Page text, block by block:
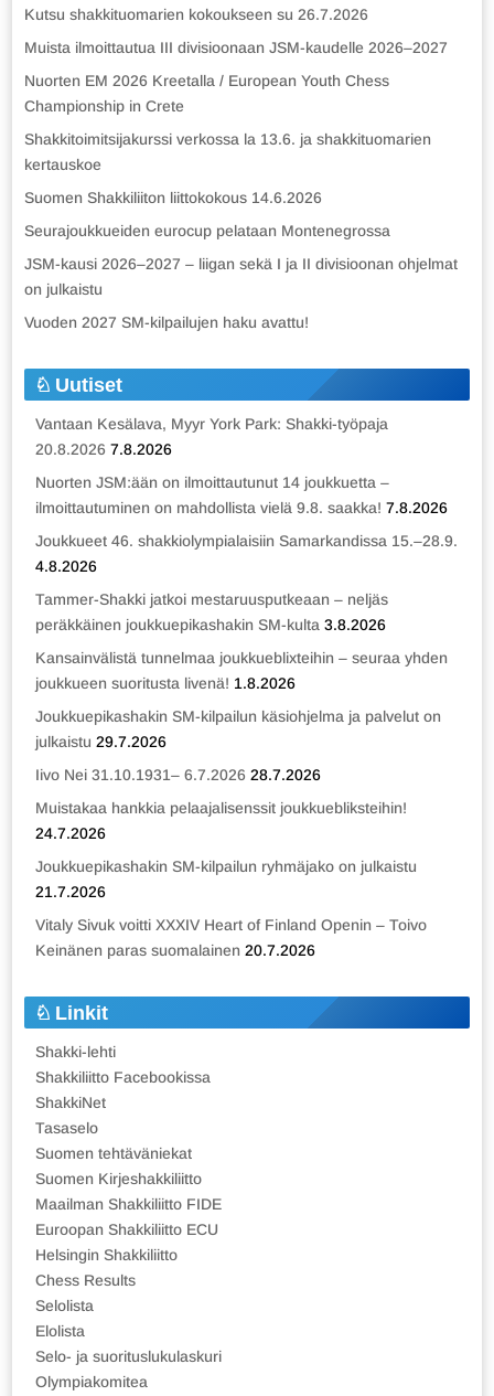
Kutsu shakkituomarien kokoukseen su 26.7.2026
Muista ilmoittautua III divisioonaan JSM-kaudelle 2026–2027
Nuorten EM 2026 Kreetalla / European Youth Chess
Championship in Crete
Shakkitoimitsijakurssi verkossa la 13.6. ja shakkituomarien
kertauskoe
Suomen Shakkiliiton liittokokous 14.6.2026
Seurajoukkueiden eurocup pelataan Montenegrossa
JSM-kausi 2026–2027 – liigan sekä I ja II divisioonan ohjelmat
on julkaistu
Vuoden 2027 SM-kilpailujen haku avattu!
Uutiset
Vantaan Kesälava, Myyr York Park: Shakki-työpaja
20.8.2026 7.8.2026
Nuorten JSM:ään on ilmoittautunut 14 joukkuetta –
ilmoittautuminen on mahdollista vielä 9.8. saakka! 7.8.2026
Joukkueet 46. shakkiolympialaisiin Samarkandissa 15.–28.9.
4.8.2026
Tammer-Shakki jatkoi mestaruusputkeaan – neljäs
peräkkäinen joukkuepikashakin SM-kulta 3.8.2026
Kansainvälistä tunnelmaa joukkueblixteihin – seuraa yhden
joukkueen suoritusta livenä! 1.8.2026
Joukkuepikashakin SM-kilpailun käsiohjelma ja palvelut on
julkaistu 29.7.2026
Iivo Nei 31.10.1931– 6.7.2026 28.7.2026
Muistakaa hankkia pelaajalisenssit joukkuebliksteihin!
24.7.2026
Joukkuepikashakin SM-kilpailun ryhmäjako on julkaistu
21.7.2026
Vitaly Sivuk voitti XXXIV Heart of Finland Openin – Toivo
Keinänen paras suomalainen 20.7.2026
Linkit
Shakki-lehti
Shakkiliitto Facebookissa
ShakkiNet
Tasaselo
Suomen tehtäväniekat
Suomen Kirjeshakkiliitto
Maailman Shakkiliitto FIDE
Euroopan Shakkiliitto ECU
Helsingin Shakkiliitto
Chess Results
Selolista
Elolista
Selo- ja suorituslukulaskuri
Olympiakomitea